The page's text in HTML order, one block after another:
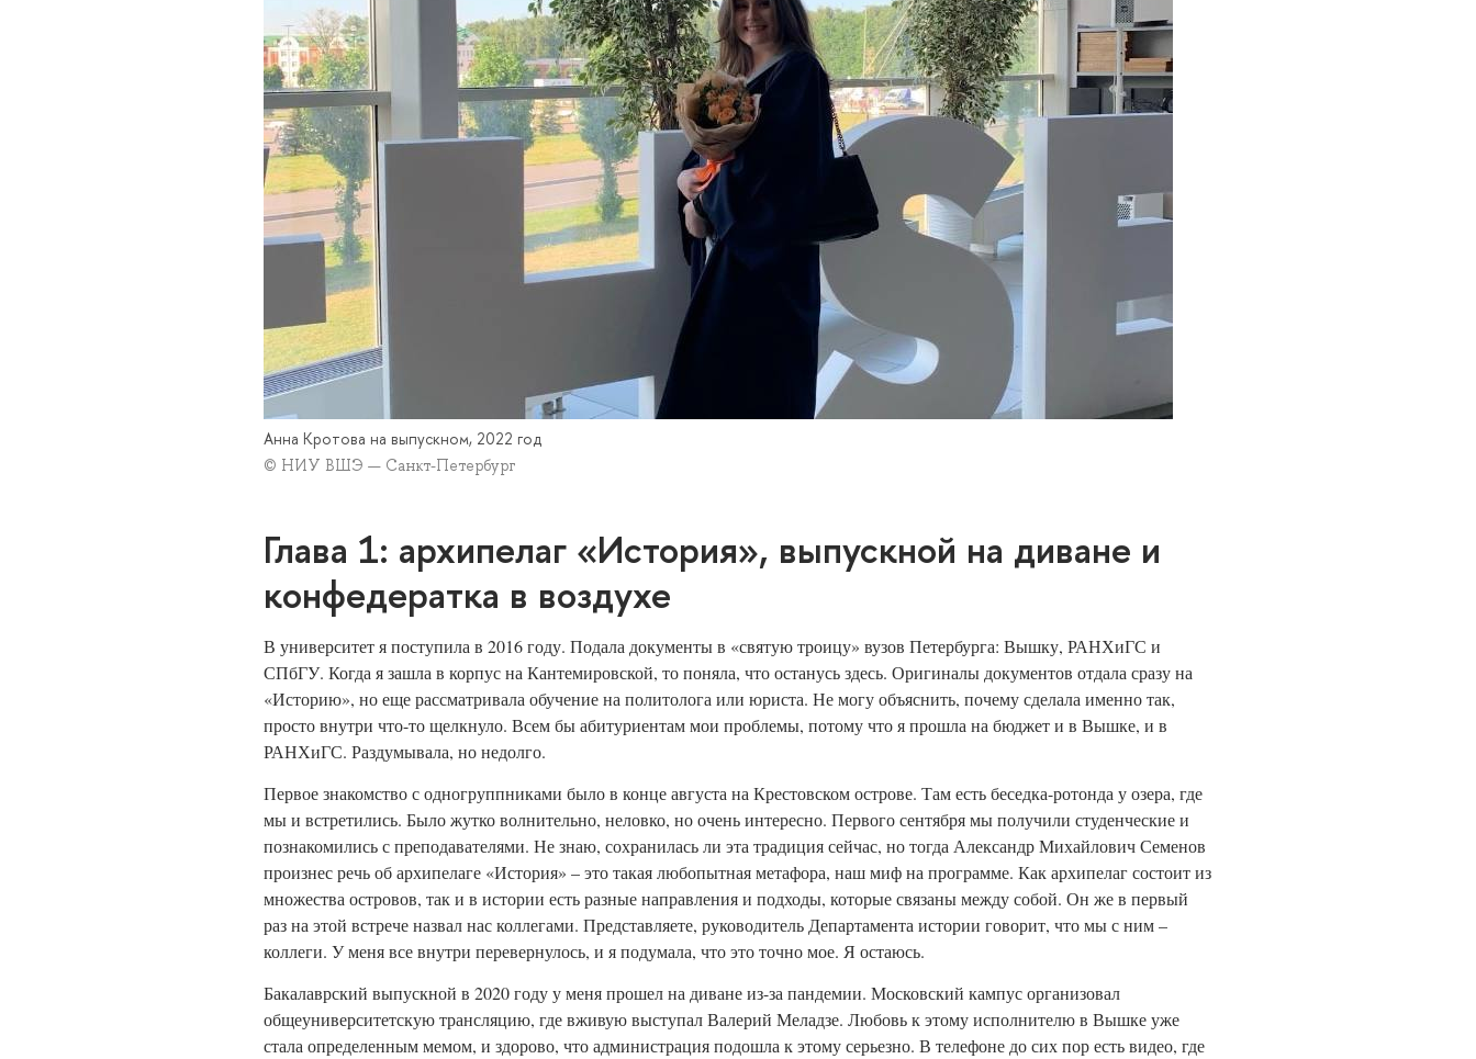
Анна Кротова на выпускном, 2022 год
© НИУ ВШЭ — Санкт-Петербург
Глава 1: архипелаг «История», выпускной на диване и
конфедератка в воздухе
В университет я поступила в 2016 году. Подала документы в «святую троицу» вузов Петербурга: Вышку, РАНХиГС и
СПбГУ. Когда я зашла в корпус на Кантемировской, то поняла, что останусь здесь. Оригиналы документов отдала сразу на
«Историю», но еще рассматривала обучение на политолога или юриста. Не могу объяснить, почему сделала именно так,
просто внутри что-то щелкнуло. Всем бы абитуриентам мои проблемы, потому что я прошла на бюджет и в Вышке, и в
РАНХиГС. Раздумывала, но недолго.
Первое знакомство с одногруппниками было в конце августа на Крестовском острове. Там есть беседка-ротонда у озера, где
мы и встретились. Было жутко волнительно, неловко, но очень интересно. Первого сентября мы получили студенческие и
познакомились с преподавателями. Не знаю, сохранилась ли эта традиция сейчас, но тогда Александр Михайлович Семенов
произнес речь об архипелаге «История» – это такая любопытная метафора, наш миф на программе. Как архипелаг состоит из
множества островов, так и в истории есть разные направления и подходы, которые связаны между собой. Он же в первый
раз на этой встрече назвал нас коллегами. Представляете, руководитель Департамента истории говорит, что мы с ним –
коллеги. У меня все внутри перевернулось, и я подумала, что это точно мое. Я остаюсь.
Бакалаврский выпускной в 2020 году у меня прошел на диване из-за пандемии. Московский кампус организовал
общеуниверситетскую трансляцию, где вживую выступал Валерий Меладзе. Любовь к этому исполнителю в Вышке уже
стала определенным мемом, и здорово, что администрация подошла к этому серьезно. В телефоне до сих пор есть видео, где